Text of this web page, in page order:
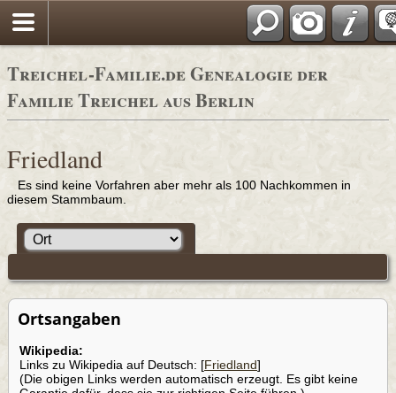
Adressbücher
Treichel-Familie.de Genealogie der
Familie Treichel aus Berlin
Friedland
Es sind keine Vorfahren aber mehr als 100 Nachkommen in
diesem Stammbaum.
Ortsangaben
Wikipedia:
Links zu Wikipedia auf Deutsch: [Friedland]
(Die obigen Links werden automatisch erzeugt. Es gibt keine